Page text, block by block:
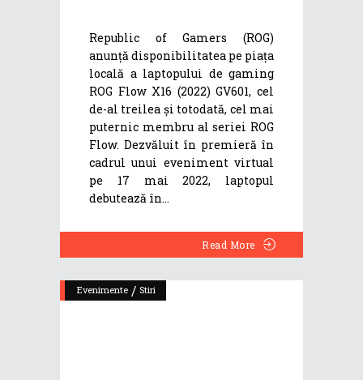
Republic of Gamers (ROG)
anunță disponibilitatea pe piața
locală a laptopului de gaming
ROG Flow X16 (2022) GV601, cel
de-al treilea și totodată, cel mai
puternic membru al seriei ROG
Flow. Dezvăluit în premieră în
cadrul unui eveniment virtual
pe 17 mai 2022, laptopul
debutează în
Read More
Evenimente / Stiri